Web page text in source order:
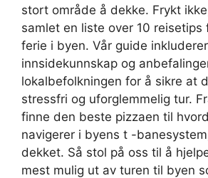
stort område å dekke. Frykt
samlet en liste over 10 reisetips
ferie i byen. Vår guide inkluderer
innsidekunnskap og
lokalbefolkningen for å sikre at
stressfri og uforglemmelig tur.
finne den beste pizzaen til
navigerer i byens t -
dekket. Så stol på oss til å
mest mulig ut av turen til byen